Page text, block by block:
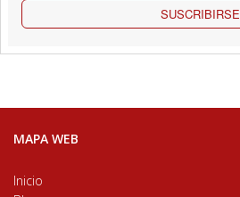
SUSCRIBIRSE
MAPA WEB
Inicio